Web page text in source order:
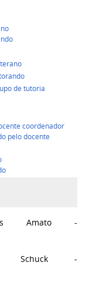
de tutoria
coordenador
pelo docente
Amato -
Schuck -